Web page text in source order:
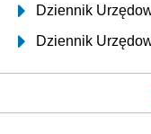
Dziennik
Dziennik
Dziennik